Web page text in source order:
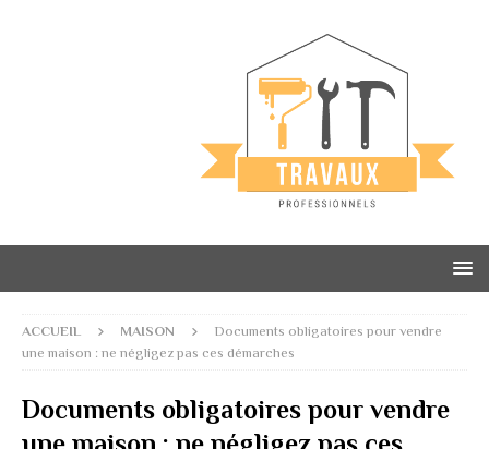
ACCUEIL MAISON
Documents obligatoires pour vendre
une maison : ne négligez pas ces démarches
Documents obligatoires pour vendre
une maison : ne négligez pas ces